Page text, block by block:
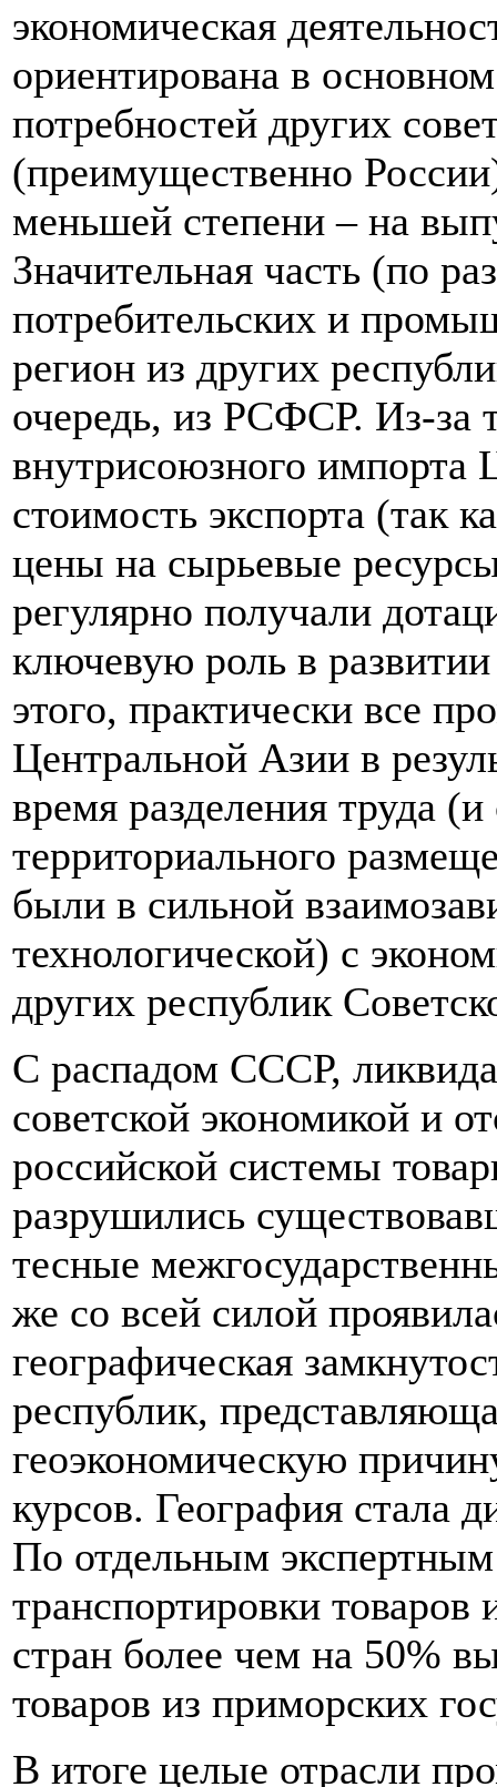
экономическая
ориентирована в
потребностей других
(преимущественно
меньшей степени – на
Значительная часть (по
потребительских и
регион из других
очередь, из РСФСР. Из-за
внутрисоюзного импорта
стоимость экспорта (так
цены на сырьевые
регулярно получали
ключевую роль в
этого, практически все
Центральной Азии в
время разделения труда (и
территориального
были в сильной
технологической) с
других республик
С распадом СССР,
советской экономикой и
российской системы
разрушились
тесные
же со всей силой
географическая
республик,
геоэкономическую
курсов. География стала
По отдельным
транспортировки товаров
стран более чем на 50%
товаров из приморских
В итоге целые отрасли